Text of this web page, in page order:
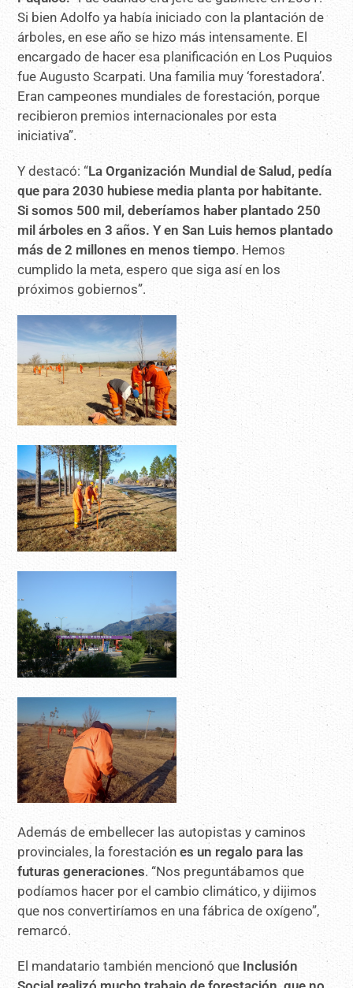
Si bien Adolfo ya había iniciado con la plantación de
árboles, en ese año se hizo más intensamente. El
encargado de hacer esa planificación en Los Puquios
fue Augusto Scarpati. Una familia muy ‘forestadora’.
Eran campeones mundiales de forestación, porque
recibieron premios internacionales por esta
iniciativa”.
Y destacó: “La Organización Mundial de Salud, pedía
que para 2030 hubiese media planta por habitante.
Si somos 500 mil, deberíamos haber plantado 250
mil árboles en 3 años. Y en San Luis hemos plantado
más de 2 millones en menos tiempo. Hemos
cumplido la meta, espero que siga así en los
próximos gobiernos”.
Además de embellecer las autopistas y caminos
provinciales, la forestaciónes un regalo para las
futuras generaciones. “Nos preguntábamos que
podíamos hacer por el cambio climático, y dijimos
que nos convertiríamos en una fábrica de oxígeno”,
remarcó.
El mandatario también mencionó que Inclusión